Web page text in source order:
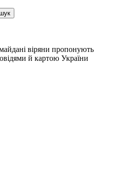
віряни пропонують
й картою України